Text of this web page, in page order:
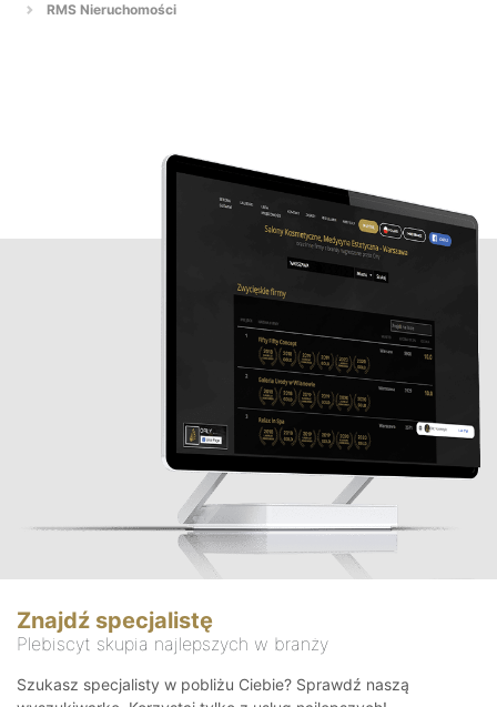
RMS Nieruchomości
Znajdź specjalistę
Plebiscyt skupia najlepszych w branży
Szukasz specjalisty w pobliżu Ciebie? Sprawdź naszą